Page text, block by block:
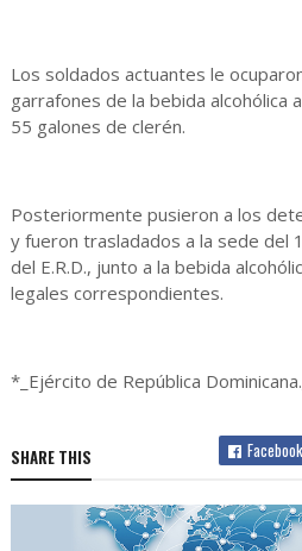
Los soldados actuantes le
garrafones de la bebida alcohólica
55 galones de clerén.
Posteriormente pusieron a los
y fueron trasladados a la sede del
del E.R.D., junto a la bebida
legales correspondientes.
*_Ejército de República
SHARE THIS Facebook